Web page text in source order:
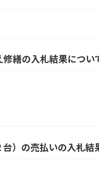
繕の入札結果につい
）の売払いの入札結